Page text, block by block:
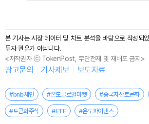
본 기사는 시장 데이터 및 차트 분석을 바탕으로 작성되
투자 권유가 아닙니다.
<저작권자 ⓒ TokenPost, 무단전재 및 재배포 금지>
광고문의 기사제보 보도자료
#bnb체인 #온도글로벌마켓 #중국자산토큰화
#토큰화주식 #ETF #온도파이낸스